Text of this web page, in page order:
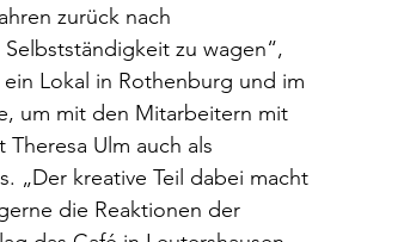
zurück nach
zu wagen“,
Lokal in Rothenburg und im
um mit den Mitarbeitern mit
Ulm auch als
„Der kreative Teil dabei macht
die Reaktionen der